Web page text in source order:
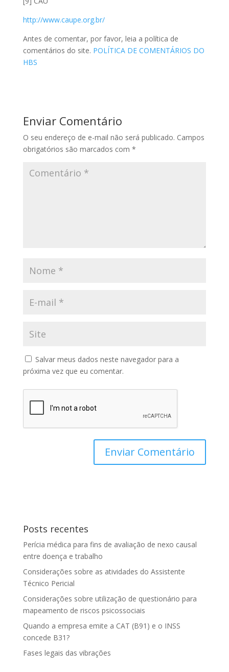
http://www.caupe.org.br/
Antes de comentar, por favor, leia a política de
comentários do site. POLÍTICA DE COMENTÁRIOS DO
HBS
Enviar Comentário
O seu endereço de e-mail não será publicado. Campos
obrigatórios são marcados com *
Salvar meus dados neste navegador para a
próxima vez que eu comentar.
Posts recentes
Perícia médica para fins de avaliação de nexo causal
entre doença e trabalho
Considerações sobre as atividades do Assistente
Técnico Pericial
Considerações sobre utilização de questionário para
mapeamento de riscos psicossociais
Quando a empresa emite a CAT (B91) e o INSS
concede B31?
Fases legais das vibrações